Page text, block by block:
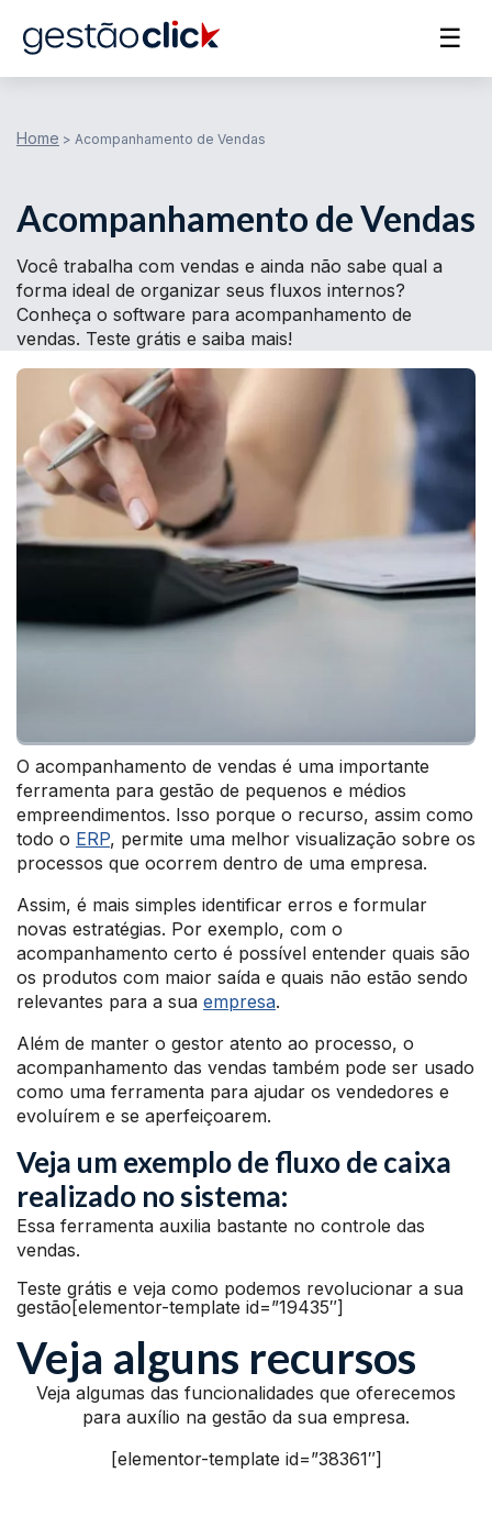
☰
Home > Acompanhamento de Vendas
Acompanhamento de Vendas
Você trabalha com vendas e ainda não sabe qual a
forma ideal de organizar seus fluxos internos?
Conheça o software para acompanhamento de
vendas. Teste grátis e saiba mais!
O acompanhamento de vendas é uma importante
ferramenta para gestão de pequenos e médios
empreendimentos. Isso porque o recurso, assim como
todo o ERP, permite uma melhor visualização sobre os
processos que ocorrem dentro de uma empresa.
Assim, é mais simples identificar erros e formular
novas estratégias. Por exemplo, com o
acompanhamento certo é possível entender quais são
os produtos com maior saída e quais não estão sendo
relevantes para a sua empresa.
Além de manter o gestor atento ao processo, o
acompanhamento das vendas também pode ser usado
como uma ferramenta para ajudar os vendedores e
evoluírem e se aperfeiçoarem.
Veja um exemplo de fluxo de caixa
realizado no sistema:
Essa ferramenta auxilia bastante no controle das
vendas.
Teste grátis e veja como podemos revolucionar a sua
gestão[elementor-template id=”19435″]
Veja alguns recursos
Veja algumas das funcionalidades que oferecemos
para auxílio na gestão da sua empresa.
[elementor-template id=”38361″]